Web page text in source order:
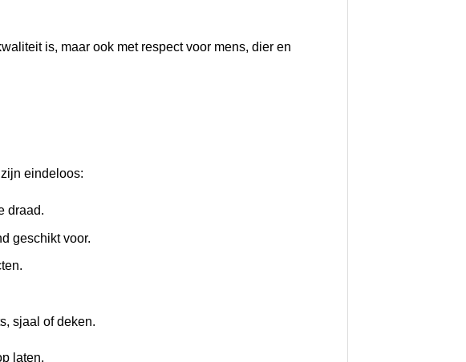
is, maar ook met respect voor mens, dier en
eindeloos:
draad.
geschikt voor.
sjaal of deken.
laten.